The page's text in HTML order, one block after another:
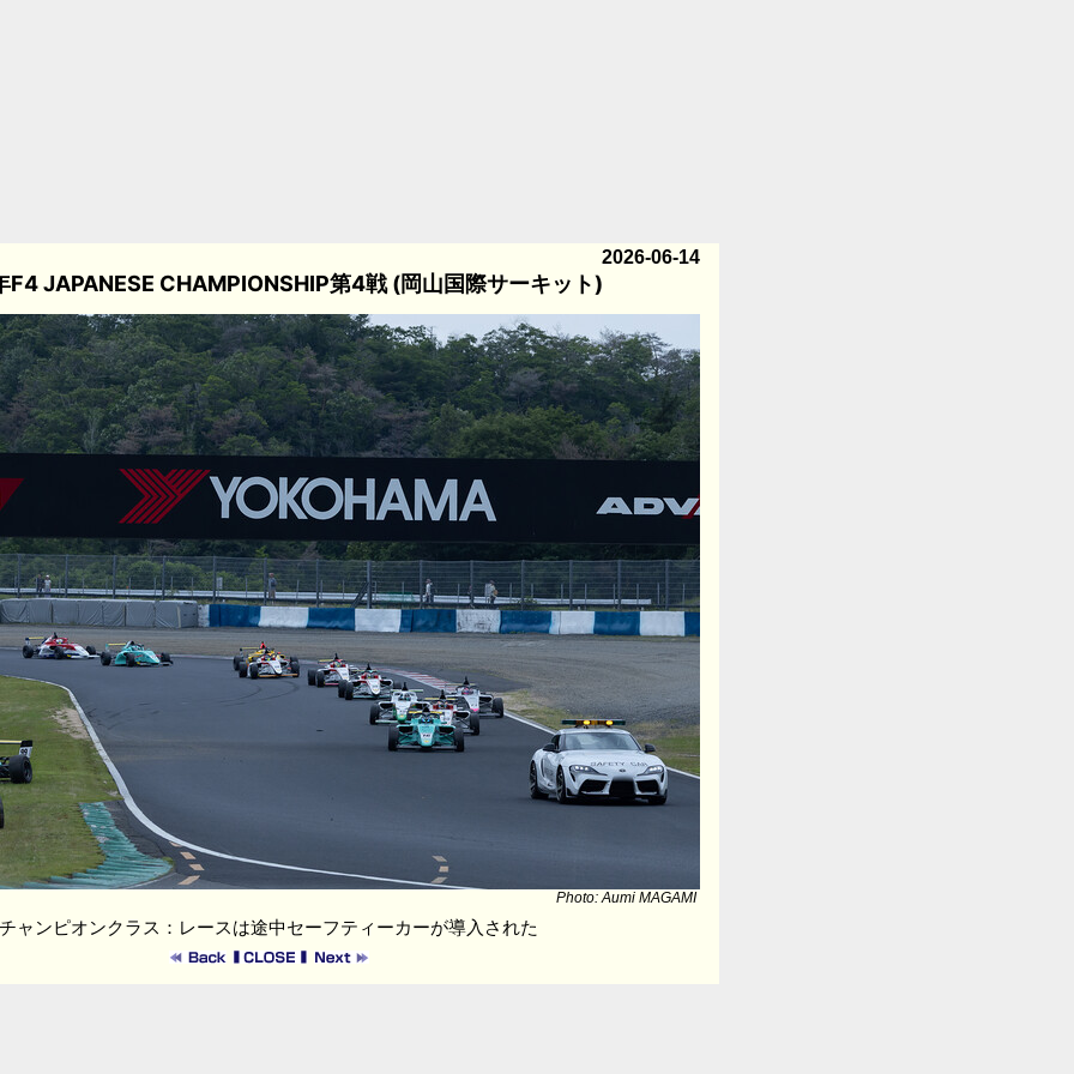
2026-06-14
JAPANESE CHAMPIONSHIP第4戦 (岡山国際サーキット)
Photo: Aumi MAGAMI
チャンピオンクラス：レースは途中セーフティーカーが導入された